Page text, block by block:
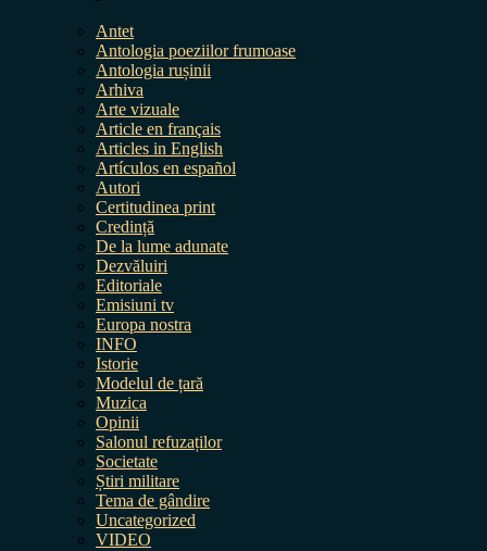
Antet
Antologia poeziilor frumoase
Antologia rușinii
Arhiva
Arte vizuale
Article en français
Articles in English
Artículos en español
Autori
Certitudinea print
Credință
De la lume adunate
Dezvăluiri
Editoriale
Emisiuni tv
Europa nostra
INFO
Istorie
Modelul de țară
Muzica
Opinii
Salonul refuzaților
Societate
Știri militare
Tema de gândire
Uncategorized
VIDEO